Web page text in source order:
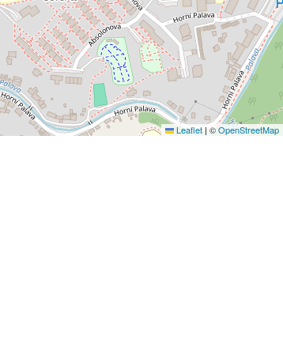
Leaflet|©OpenStreetMap